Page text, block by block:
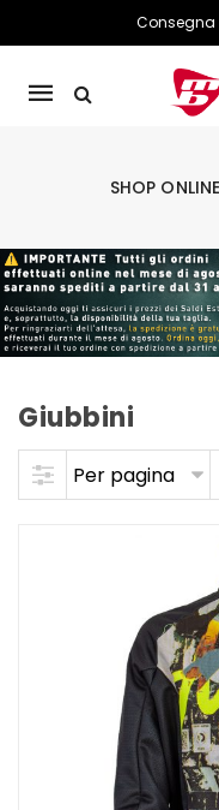
Mobile
SHOP ONLINE
Skip to content
Giubbini
Per pagina